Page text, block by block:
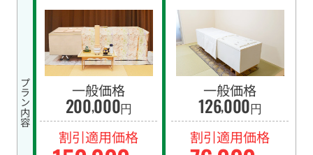
プラン内容 一般価格
200,000円
割引適用価格
一般価格
126,000円
割引適用価格